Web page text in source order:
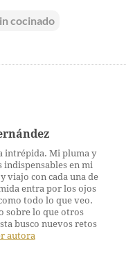
cocinado
intrépida. Mi pluma y
indispensables en mi
viajo con cada una de
entra por los ojos
todo lo que veo.
sobre lo que otros
busco nuevos retos
autora